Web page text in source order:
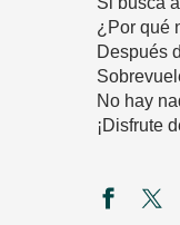
¿Por qué
Después
No hay
¡Disfrute